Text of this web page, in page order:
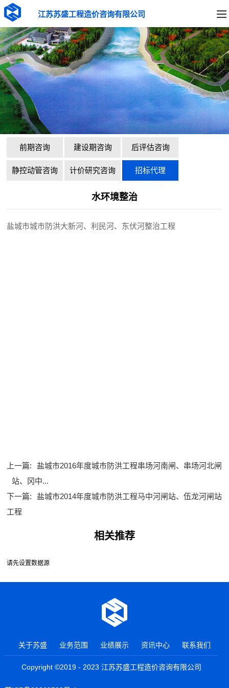
江苏苏盛工程造价咨询有限公司
前期咨询 建设期咨询 后评估咨询
静控动管咨询 计价研究咨询 招标代理
水环境整治
盐城市城市防洪大新河、利民河、东伏河整治工程
上一篇:
盐城市2016年度城市防洪工程串场河南闸、串场河北闸
站、冈中...
下一篇:
盐城市2014年度城市防洪工程马中河闸站、伍龙河闸站
工程
相关推荐
请先设置数据源
关于苏盛 业务范围 业绩展示 资讯中心 联系我们
Copyright ©2019 - 2023 江苏苏盛工程造价咨询有限公司